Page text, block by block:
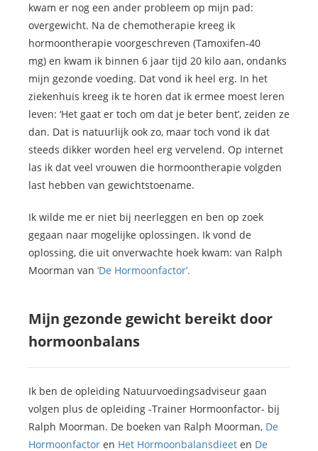
kwam er nog een ander probleem op mijn pad:
overgewicht. Na de chemotherapie kreeg ik
hormoontherapie voorgeschreven (Tamoxifen-40
mg) en kwam ik binnen 6 jaar tijd 20 kilo aan, ondanks
mijn gezonde voeding. Dat vond ik heel erg. In het
ziekenhuis kreeg ik te horen dat ik ermee moest leren
leven: ‘Het gaat er toch om dat je beter bent’, zeiden ze
dan. Dat is natuurlijk ook zo, maar toch vond ik dat
steeds dikker worden heel erg vervelend. Op internet
las ik dat veel vrouwen die hormoontherapie volgden
last hebben van gewichtstoename.
Ik wilde me er niet bij neerleggen en ben op zoek
gegaan naar mogelijke oplossingen. Ik vond de
oplossing, die uit onverwachte hoek kwam: van Ralph
Moorman van ‘De Hormoonfactor’.
Mijn gezonde gewicht bereikt door
hormoonbalans
Ik ben de opleiding Natuurvoedingsadviseur gaan
volgen plus de opleiding -Trainer Hormoonfactor- bij
Ralph Moorman. De boeken van Ralph Moorman, De
Hormoonfactor en Het Hormoonbalansdieet en De